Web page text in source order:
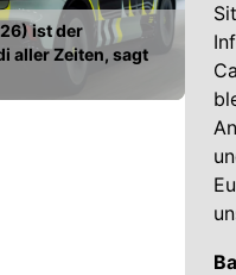
ist der
aller Zeiten, sagt